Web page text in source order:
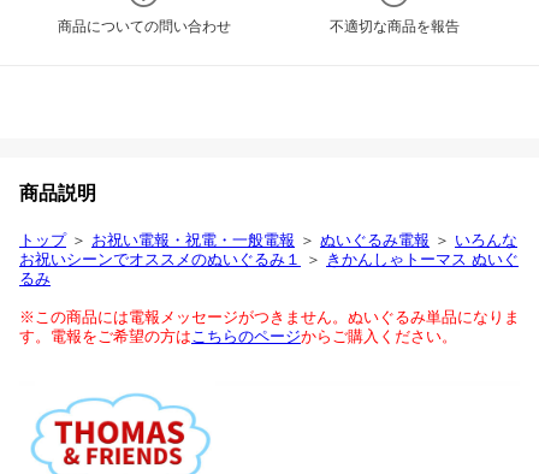
商品についての問い合わせ 不適切な商品を報告
商品説明
トップ＞ お祝い電報・祝電・一般電報 ＞ ぬいぐるみ電報 ＞ いろんな
お祝いシーンでオススメのぬいぐるみ１
＞ きかんしゃトーマス ぬいぐ
るみ
※この商品には電報メッセージがつきません。ぬいぐるみ単品になりま
す。電報をご希望の方はこちらのページからご購入ください。